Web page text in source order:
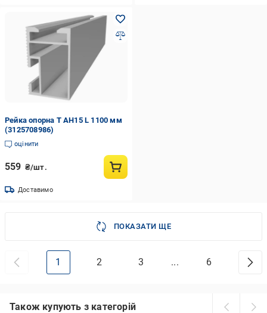
Рейка опорна Т АН15 L 1100 мм
(3125708986)
оцінити
559 ₴/шт.
Доставимо
ПОКАЗАТИ ЩЕ
1 2 3 ... 6
Також купують з категорій